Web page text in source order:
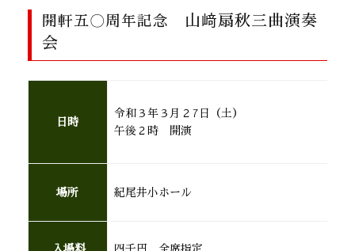
開軒五〇周年記念
山﨑扇秋三曲演奏
会
日時
令和３年３月２7日（土）
午後２時 開演
場所 紀尾井小ホール
入場料 四千円 全席指定